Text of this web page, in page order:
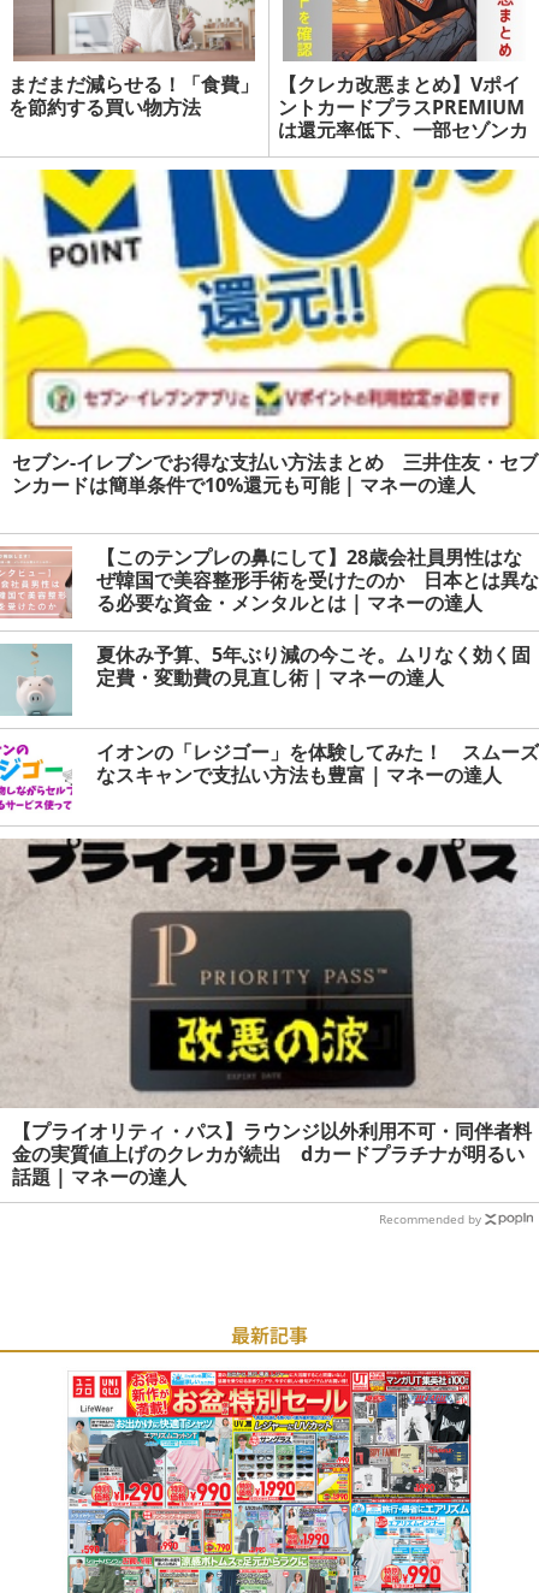
まだまだ減らせる！「食費」
を節約する買い物方法
【クレカ改悪まとめ】Vポイ
ントカードプラスPREMIUM
は還元率低下、一部セゾンカ
ードは未利用で手数料が発生
| マネーの達人
セブン-イレブンでお得な支払い方法まとめ 三井住友・セブ
ンカードは簡単条件で10%還元も可能 | マネーの達人
【このテンプレの鼻にして】28歳会社員男性はな
ぜ韓国で美容整形手術を受けたのか 日本とは異な
る必要な資金・メンタルとは | マネーの達人
夏休み予算、5年ぶり減の今こそ。ムリなく効く固
定費・変動費の見直し術 | マネーの達人
イオンの「レジゴー」を体験してみた！ スムーズ
なスキャンで支払い方法も豊富 | マネーの達人
【プライオリティ・パス】ラウンジ以外利用不可・同伴者料
金の実質値上げのクレカが続出 dカードプラチナが明るい
話題 | マネーの達人
Recommended by
最新記事